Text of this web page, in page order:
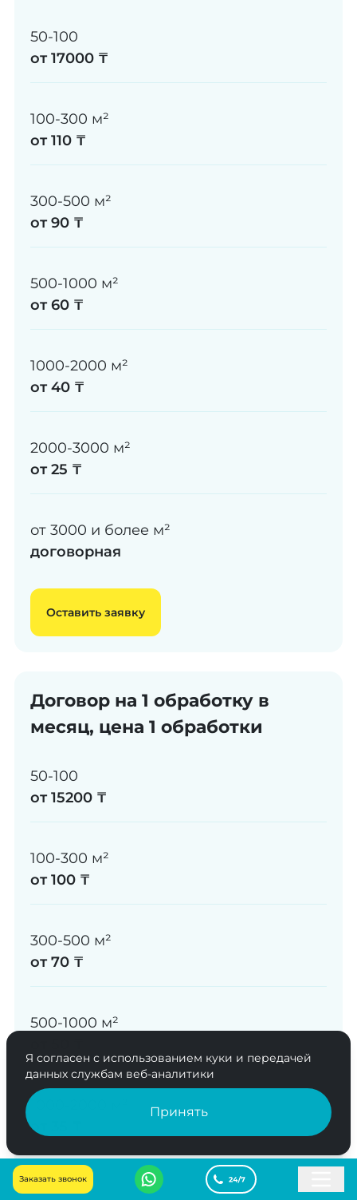
Заказать звонок
50-100
от 17000 ₸
100-300 м²
от 110 ₸
300-500 м²
от 90 ₸
500-1000 м²
от 60 ₸
1000-2000 м²
от 40 ₸
2000-3000 м²
от 25 ₸
от 3000 и более м²
договорная
Оставить заявку
Договор на 1 обработку в
месяц, цена 1 обработки
50-100
от 15200 ₸
100-300 м²
от 100 ₸
300-500 м²
от 70 ₸
500-1000 м²
от 35 ₸
2000-3000 м²
Я согласен с использованием куки и передачей
данных службам веб-аналитики
Принять